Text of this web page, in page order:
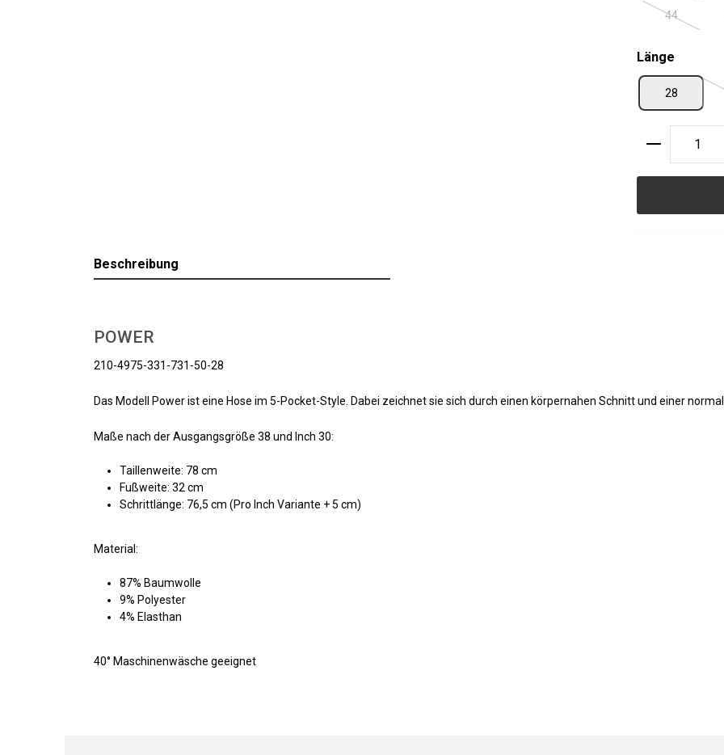
44(Diese
Länge
28
Produkt
Beschreibung
POWER
210-4975-331-731-50-28
Das Modell Power ist eine Hose im 5-Pocket-Style. Dabei zeichnet sie sich durch einen körpernahen Schnitt und einer
Maße nach der Ausgangsgröße 38 und Inch 30:
Taillenweite: 78 cm
Fußweite: 32 cm
Schrittlänge: 76,5 cm (Pro Inch Variante + 5 cm)
Material:
87% Baumwolle
9% Polyester
4% Elasthan
40° Maschinenwäsche geeignet